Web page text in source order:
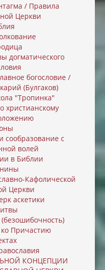
/ Правила
Церкви
догматического
богословие /
(Булгаков)
"Тропинка"
христианскому
cообразование с
волей
в Библии
Кафолической
Церкви
аскетики
Причастию
КОНЦЕПЦИИ